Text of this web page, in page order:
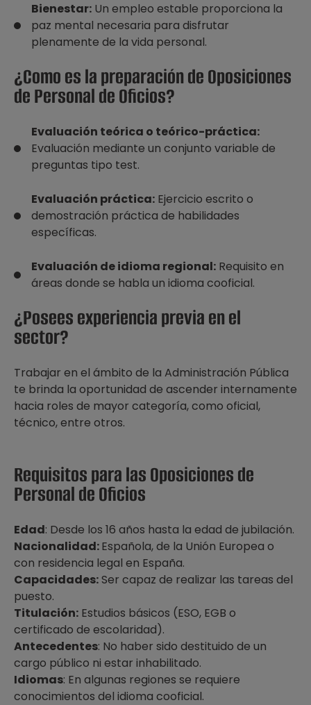
Bienestar: Un empleo estable proporciona la
paz mental necesaria para disfrutar
plenamente de la vida personal.
¿Como es la preparación de Oposiciones
de Personal de Oficios?
Evaluación teórica o teórico-práctica:
Evaluación mediante un conjunto variable de
preguntas tipo test.
Evaluación práctica: Ejercicio escrito o
demostración práctica de habilidades
específicas.
Evaluación de idioma regional: Requisito en
áreas donde se habla un idioma cooficial.
¿Posees experiencia previa en el
sector?
Trabajar en el ámbito de la Administración Pública
te brinda la oportunidad de ascender internamente
hacia roles de mayor categoría, como oficial,
técnico, entre otros.
Requisitos para las Oposiciones de
Personal de Oficios
Edad: Desde los 16 años hasta la edad de jubilación.
Nacionalidad:Española, de la Unión Europea o
con residencia legal en España.
Capacidades:Ser capaz de realizar las tareas del
puesto.
Titulación: Estudios básicos (ESO, EGB o
certificado de escolaridad).
Antecedentes: No haber sido destituido de un
cargo público ni estar inhabilitado.
Idiomas: En algunas regiones se requiere
conocimientos del idioma cooficial.